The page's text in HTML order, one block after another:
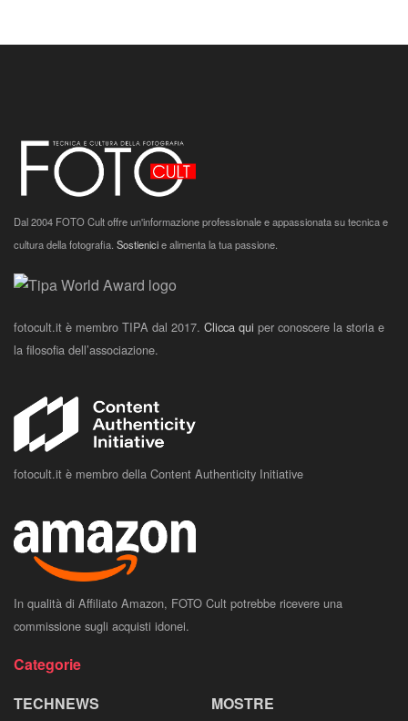
Dal 2004 FOTO Cult offre un'informazione professionale e appassionata su tecnica e
cultura della fotografia. Sostienicie alimenta la tua passione.
fotocult.it è membro TIPA dal 2017. Clicca qui per conoscere la storia e
la filosofia dell’associazione.
fotocult.it è membro della Content Authenticity Initiative
In qualità di Affiliato Amazon, FOTO Cult potrebbe ricevere una
commissione sugli acquisti idonei.
Categorie
TECHNEWS
MOSTRE